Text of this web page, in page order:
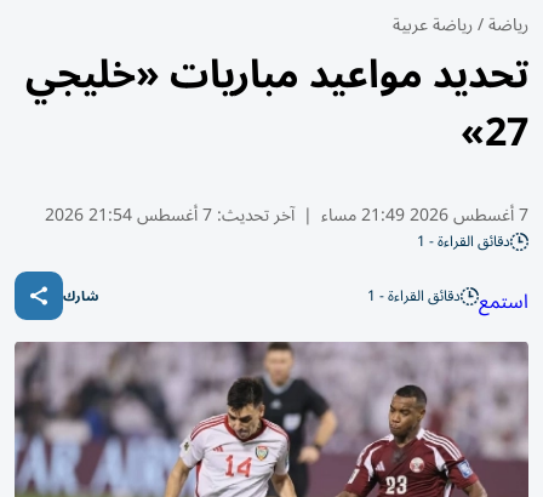
رياضة/رياضة عربية
تحديد مواعيد مباريات «خليجي
27»
7 أغسطس 2026 21:49 مساء | آخر تحديث:7 أغسطس 21:54 2026
دقائق القراءة - 1
استمع دقائق القراءة - 1 شارك